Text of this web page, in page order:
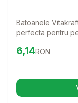
Batoanele
perfecta pentru
oferindu-le o
Preț:6.14
6,14RON